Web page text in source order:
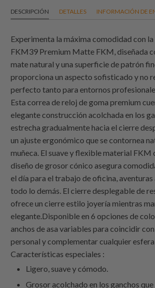
DESCRIPCIÓN DETALLES INFORMACIÓN DE
Experimenta la máxima comodidad con
FKM39 Premium Matte FKM, diseñada
mate natural y una superficie de patrón
proporciona un aspecto sofisticado y no
perfecto tanto para entornos
Esta correa de reloj de goma premium
elegante construcción acolchada en los
estrecha gradualmente hacia el cierre
un ajuste ergonómico que se contornea
muñeca. El suave y flexible material FKM
diseño de grosor cónico asegura
el día para el trabajo de oficina,
todo lo demás. El cierre desplegable de
ofrece un cierre estilo joyería mientras
elegante.Disponible en 6 opciones de
anchos de asa variables para coincidir
personal y complementar cualquier
Características especiales :
Ligero, suave y cómodo.
Grosor acolchado en los ganchos que